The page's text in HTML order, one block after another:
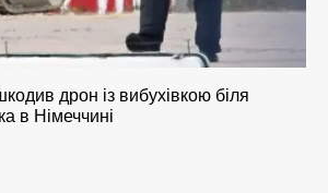
дрон із вибухівкою біля
в Німеччині